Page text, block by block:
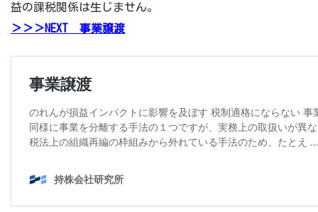
益の課税関係は生じません。
＞＞＞NEXT 事業譲渡